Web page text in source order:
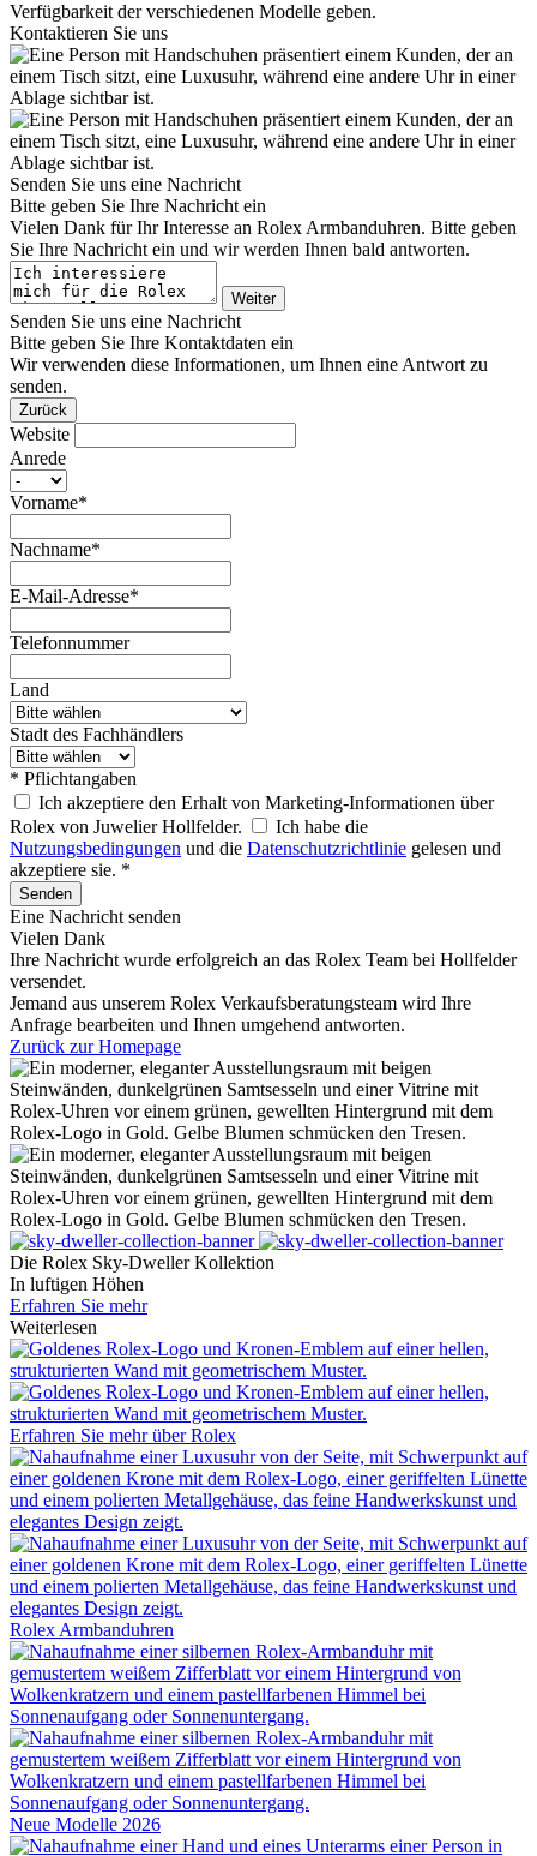
Verfügbarkeit der verschiedenen Modelle geben.
Kontaktieren Sie uns
Senden Sie uns eine Nachricht
Bitte geben Sie Ihre Nachricht ein
Vielen Dank für Ihr Interesse an Rolex Armbanduhren. Bitte geben
Sie Ihre Nachricht ein und wir werden Ihnen bald antworten.
Weiter
Senden Sie uns eine Nachricht
Bitte geben Sie Ihre Kontaktdaten ein
Wir verwenden diese Informationen, um Ihnen eine Antwort zu
senden.
Zurück
Website
Anrede
Vorname*
Nachname*
E-Mail-Adresse*
Telefonnummer
Land
Stadt des Fachhändlers
* Pflichtangaben
Ich akzeptiere den Erhalt von Marketing-Informationen über
Rolex von Juwelier Hollfelder.
Ich habe die
Nutzungsbedingungen und die Datenschutzrichtlinie gelesen und
akzeptiere sie. *
Senden
Eine Nachricht senden
Vielen Dank
Ihre Nachricht wurde erfolgreich an das Rolex Team bei Hollfelder
versendet.
Jemand aus unserem Rolex Verkaufsberatungsteam wird Ihre
Anfrage bearbeiten und Ihnen umgehend antworten.
Zurück zur Homepage
Die Rolex Sky-Dweller Kollektion
In luftigen Höhen
Erfahren Sie mehr
Weiterlesen
Erfahren Sie mehr überRolex
Rolex Armbanduhren
Neue Modelle 2026